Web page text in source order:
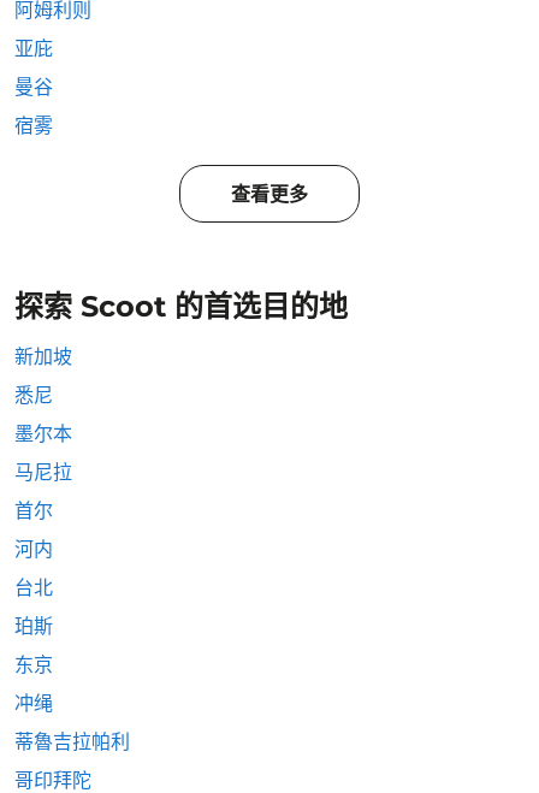
阿姆利则
亚庇
曼谷
宿雾
查看更多
探索 Scoot 的首选目的地
新加坡
悉尼
墨尔本
马尼拉
首尔
河内
台北
珀斯
东京
冲绳
蒂魯吉拉帕利
哥印拜陀